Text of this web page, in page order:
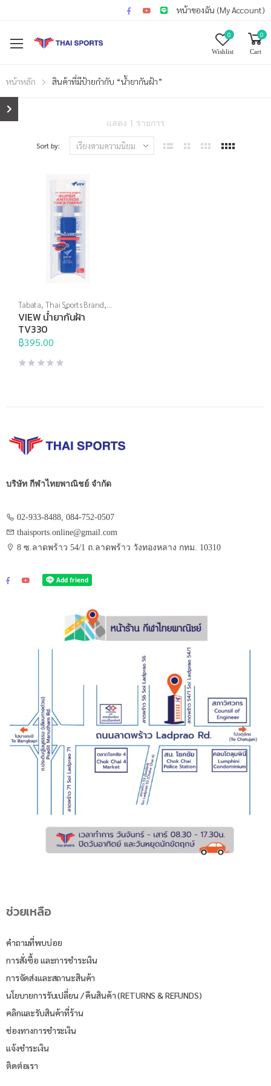
หน้าของฉัน (My Account)
0
Wishlist
0
Cart
หน้าหลัก สินค้าที่มีป้ายกำกับ “น้ำยากันฝ้า”
แสดง 1 รายการ
Sort by:
Tabata, Thai Sports Brand,
View,กีฬาทางน้ำ,อุปกรณ์ทาง
น้ำอื่นๆ
VIEW น้ำยากันฝ้า
TV330
฿395.00
บริษัท กีฬาไทยพาณิชย์ จำกัด
02-933-8488, 084-752-0507
thaisports.online@gmail.com
8 ซ.ลาดพร้าว 54/1 ถ.ลาดพร้าว วังทองหลาง กทม. 10310
ช่วยเหลือ
คำถามที่พบบ่อย
การสั่งซื้อ และการชำระเงิน
การจัดส่งและสถานะสินค้า
นโยบายการรับเปลี่ยน / คืนสินค้า (RETURNS & REFUNDS)
คลิกและรับสินค้าที่ร้าน
ช่องทางการชำระเงิน
แจ้งชำระเงิน
ติดต่อเรา